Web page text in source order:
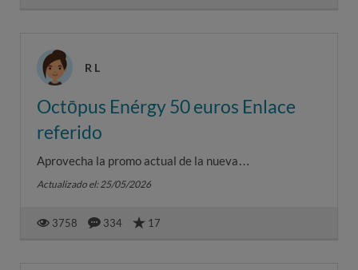
R L
Octōpus Enérgy 50 euros Enlace
referido
Aprovecha la promo actual de la nueva
comercializadora de moda en España, Octōpus Enérgy,
Actualizado el: 25/05/2026
3758 334 17